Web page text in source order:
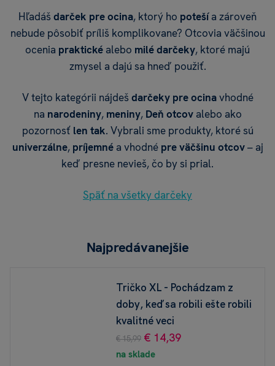
Hľadáš darček pre ocina, ktorý ho potešía zároveň
nebude pôsobiť príliš komplikovane? Otcovia väčšinou
ocenia praktické alebo milé darčeky, ktoré majú
zmysel a dajú sa hneď použiť.
V tejto kategórii nájdeš darčeky pre ocinavhodné
na narodeniny, meniny, Deň otcovalebo ako
pozornosť len tak. Vybrali sme produkty, ktoré sú
univerzálne, príjemnéa vhodné pre väčšinu otcov– aj
keď presne nevieš, čo by si prial.
Späť na všetky darčeky
Najpredávanejšie
Tričko XL - Pochádzam z
doby, keď sa robili ešte robili
kvalitné veci
na sklade
€ 15,99 € 14,39